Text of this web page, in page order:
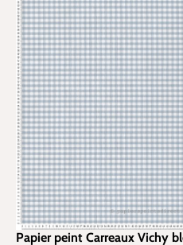
Papier peint Carreaux Vichy